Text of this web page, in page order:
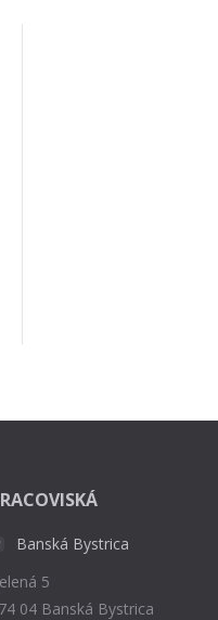
Banská Bystrica
5
04 Banská Bystrica